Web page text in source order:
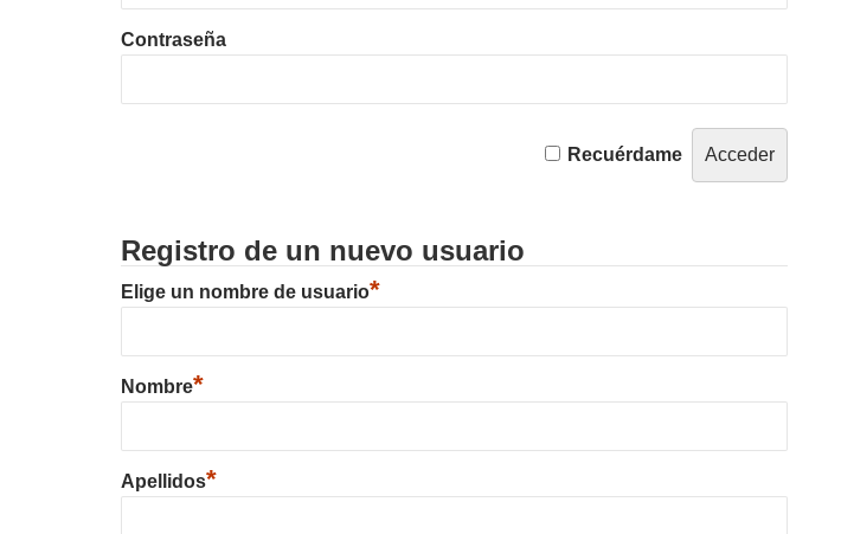
Contraseña
Recuérdame
Registro de un nuevo usuario
Elige un nombre de usuario*
Nombre*
Apellidos*